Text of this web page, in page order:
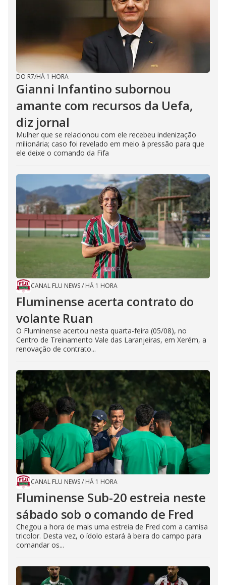
DO R7/HÁ 1 HORA
Gianni Infantino subornou
amante com recursos da Uefa,
diz jornal
Mulher que se relacionou com ele recebeu indenização
milionária; caso foi revelado em meio à pressão para que
ele deixe o comando da Fifa
CANAL FLU NEWS/ HÁ 1 HORA
Fluminense acerta contrato do
volante Ruan
O Fluminense acertou nesta quarta-feira (05/08), no
Centro de Treinamento Vale das Laranjeiras, em Xerém, a
renovação de contrato...
CANAL FLU NEWS/ HÁ 1 HORA
Fluminense Sub-20 estreia neste
sábado sob o comando de Fred
Chegou a hora de mais uma estreia de Fred com a camisa
tricolor. Desta vez, o ídolo estará à beira do campo para
comandar os...